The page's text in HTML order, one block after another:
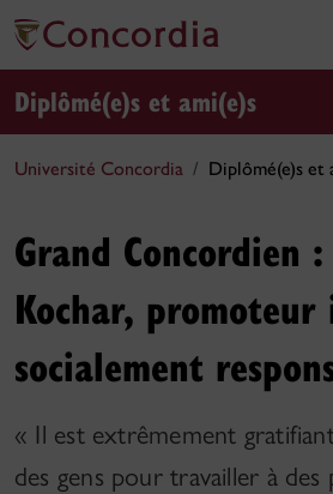
Diplômé(e)s et ami(e)s
Université Concordia Diplômé(e)s et
Grand Concordien :
Kochar,
socialement
« Il est extrêmement
des gens pour travailler à